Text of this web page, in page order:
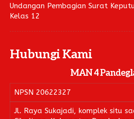
Undangan Pembagian Surat
Kelas 12
Hubungi Kami
MAN 4
NPSN 20622327
Jl. Raya Sukajadi, komplek situ